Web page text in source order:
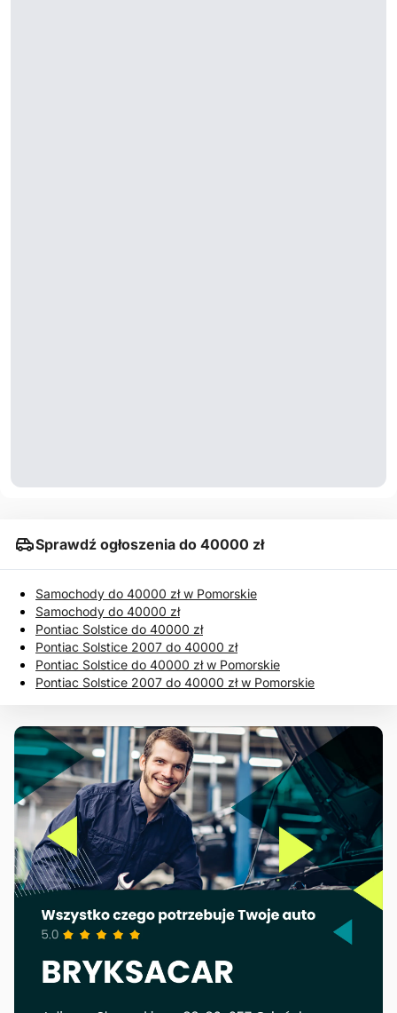
Sprawdź ogłoszenia do 40000 zł
Samochody do 40000 zł w Pomorskie
Samochody do 40000 zł
Pontiac Solstice do 40000 zł
Pontiac Solstice 2007 do 40000 zł
Pontiac Solstice do 40000 zł w Pomorskie
Pontiac Solstice 2007 do 40000 zł w Pomorskie